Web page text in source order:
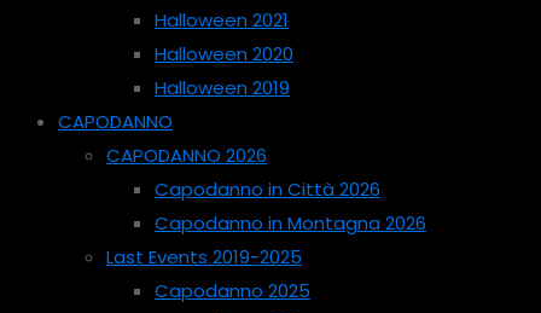
Halloween 2021
Halloween 2020
Halloween 2019
CAPODANNO
CAPODANNO 2026
Capodanno in Città 2026
Capodanno in Montagna 2026
Last Events 2019-2025
Capodanno 2025